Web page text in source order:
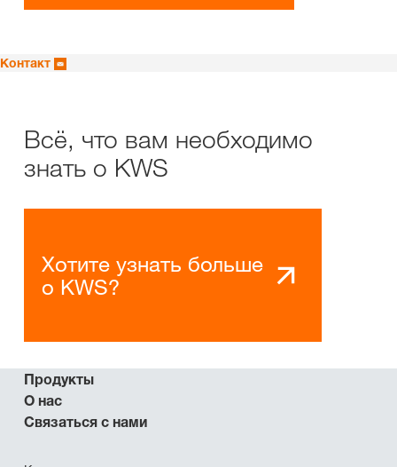
Контакт
Всё, что вам необходимо
знать о KWS
Хотите узнать больше
о KWS?
Продукты
О нас
Связаться с нами